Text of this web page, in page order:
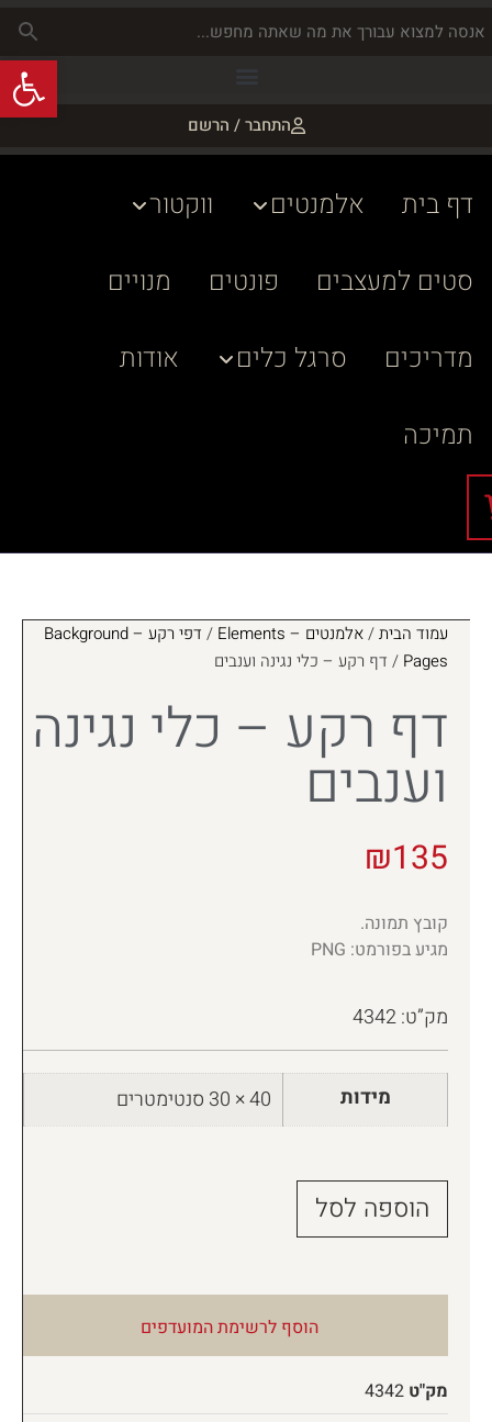
התחבר / הרשם
דף בית אלמנטים
ווקטור
סטים למעצבים
פונטים
מנויים
מדריכים
סרגל כלים
אודות
תמיכה
עמוד הבית/אלמנטים – Elements /
דפי רקע – Background
Pages / דף רקע – כלי נגינה וענבים
דף רקע – כלי נגינה
וענבים
₪135
קובץ תמונה.
מגיע בפורמט: PNG
מק”ט: 4342
מידות 40 × 30 סנטימטרים
הוספה לסל
הוסף לרשימת המועדפים
מק"ט 4342